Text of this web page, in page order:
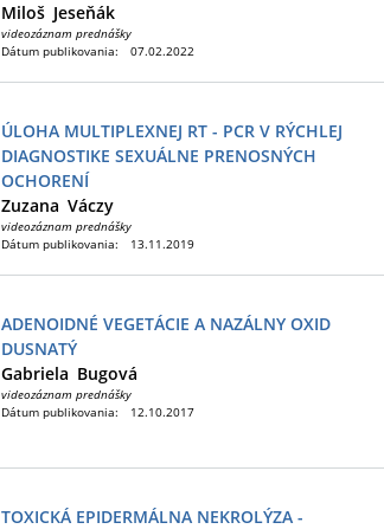
Miloš Jeseňák
videozáznam prednášky
Dátum publikovania:
07.02.2022
ÚLOHA MULTIPLEXNEJ RT - PCR V RÝCHLEJ
DIAGNOSTIKE SEXUÁLNE PRENOSNÝCH
OCHORENÍ
Zuzana Váczy
videozáznam prednášky
Dátum publikovania:
13.11.2019
ADENOIDNÉ VEGETÁCIE A NAZÁLNY OXID
DUSNATÝ
Gabriela Bugová
videozáznam prednášky
Dátum publikovania:
12.10.2017
TOXICKÁ EPIDERMÁLNA NEKROLÝZA -